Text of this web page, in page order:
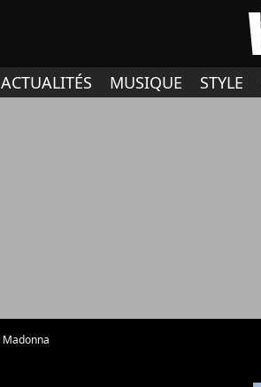
ACTUALITÉS MUSIQUE STYLE
Madonna